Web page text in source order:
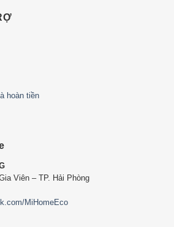
hoàn tiền
Viên – TP. Hải Phòng
MiHomeEco